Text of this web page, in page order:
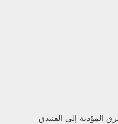
المؤدية إلى الفنيدق